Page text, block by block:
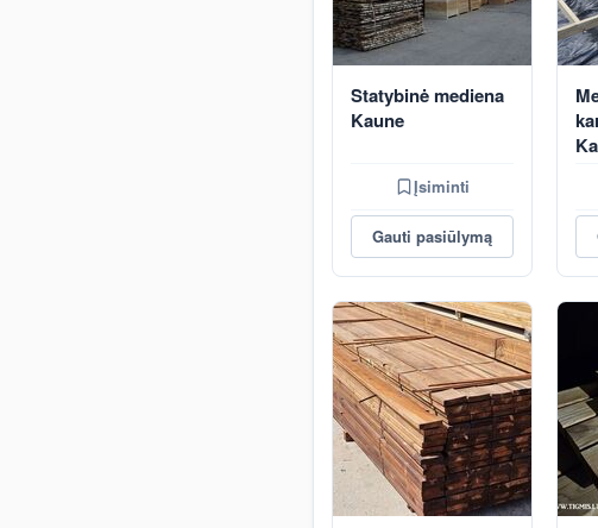
Statybinė mediena
Kaune
Įsiminti
Gauti pasiūlymą